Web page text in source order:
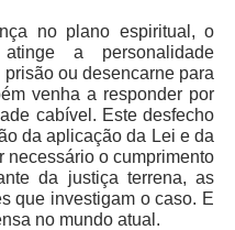
no plano espiritual, o
a personalidade
ou desencarne para
venha a responder por
cabível. Este desfecho
da aplicação da Lei e da
necessário o cumprimento
da justiça terrena, as
que investigam o caso. E
no mundo atual.